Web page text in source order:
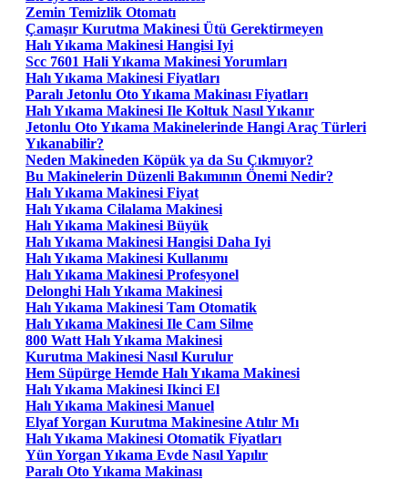
Zemin Temizlik Otomatı
Çamaşır Kurutma Makinesi Ütü Gerektirmeyen
Halı Yıkama Makinesi Hangisi Iyi
Scc 7601 Hali Yıkama Makinesi Yorumları
Halı Yıkama Makinesi Fiyatları
Paralı Jetonlu Oto Yıkama Makinası Fiyatları
Halı Yıkama Makinesi Ile Koltuk Nasıl Yıkanır
Jetonlu Oto Yıkama Makinelerinde Hangi Araç Türleri
Yıkanabilir?
Neden Makineden Köpük ya da Su Çıkmıyor?
Bu Makinelerin Düzenli Bakımının Önemi Nedir?
Halı Yıkama Makinesi Fiyat
Halı Yıkama Cilalama Makinesi
Halı Yıkama Makinesi Büyük
Halı Yıkama Makinesi Hangisi Daha Iyi
Halı Yıkama Makinesi Kullanımı
Halı Yıkama Makinesi Profesyonel
Delonghi Halı Yıkama Makinesi
Halı Yıkama Makinesi Tam Otomatik
Halı Yıkama Makinesi Ile Cam Silme
800 Watt Halı Yıkama Makinesi
Kurutma Makinesi Nasıl Kurulur
Hem Süpürge Hemde Halı Yıkama Makinesi
Halı Yıkama Makinesi Ikinci El
Halı Yıkama Makinesi Manuel
Elyaf Yorgan Kurutma Makinesine Atılır Mı
Halı Yıkama Makinesi Otomatik Fiyatları
Yün Yorgan Yıkama Evde Nasıl Yapılır
Paralı Oto Yıkama Makinası